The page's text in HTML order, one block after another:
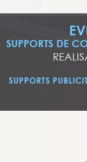
SUPPORTS DE
SUPPORTS